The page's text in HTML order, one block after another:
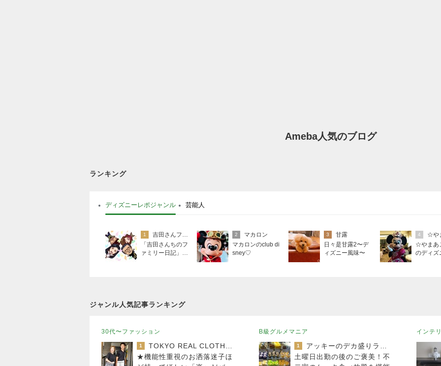
Ameba人気のブログ
ランキング
ディズニーレポジャンル 芸能人
1
「吉田さんちのフ
ァミリー日記」Po
2
マカロン
マカロンのclub di
sney♡
3
甘露
日々是甘露2〜デ
ィズニー風味〜
4
☆や
☆やまあ
のディズ
ジャンル人気記事ランキング
30代〜ファッション
1
★機能性重視のお洒落迷子ほ
B級グルメマニア
1
土曜日出勤の後のご褒美！不
インテ